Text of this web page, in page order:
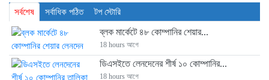
সর্বশেষ সর্বাধিক পঠিত টপ স্টোরি
ব্লক মার্কেটে ৪৮ কোম্পানির শেয়ার...
18 hours আগে
ডিএসইতে লেনদেনের শীর্ষ ১০ কোম্পানির...
18 hours আগে